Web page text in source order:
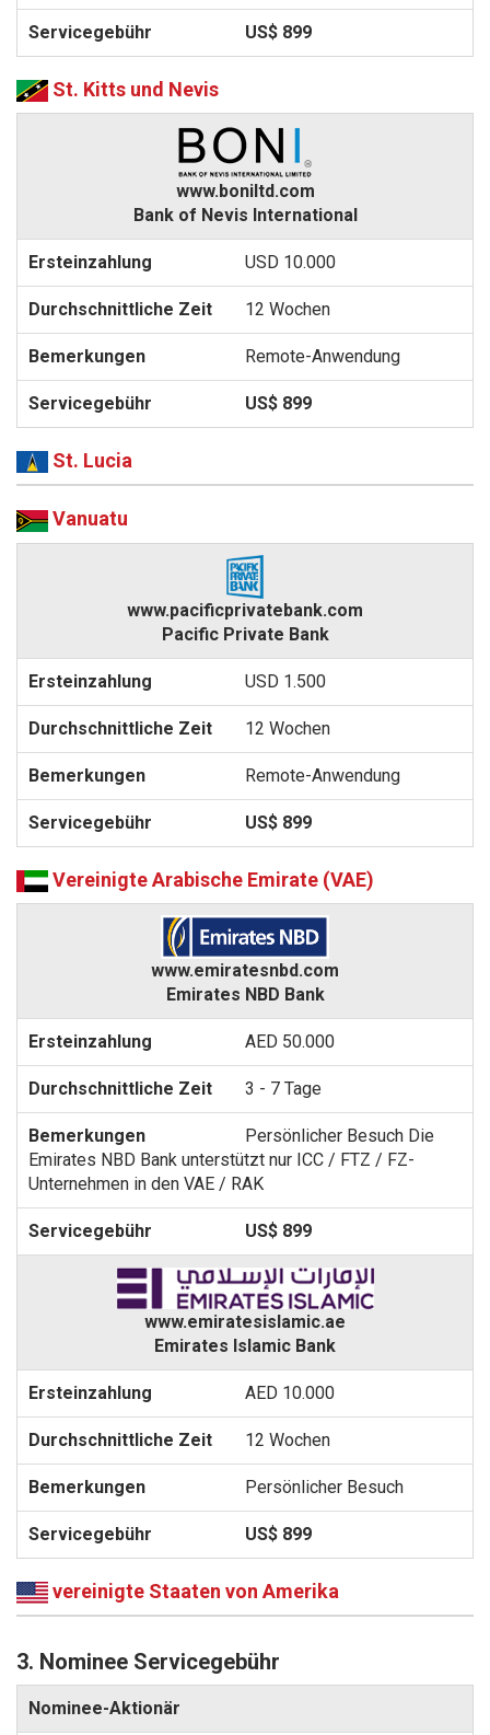
US$ 899
St. Kitts und Nevis
www.boniltd.com
Bank of Nevis International
USD 10.000
12 Wochen
Remote-Anwendung
US$ 899
St. Lucia
Vanuatu
www.pacificprivatebank.com
Pacific Private Bank
USD 1.500
12 Wochen
Remote-Anwendung
US$ 899
Vereinigte Arabische Emirate (VAE)
www.emiratesnbd.com
Emirates NBD Bank
AED 50.000
3 - 7 Tage
Persönlicher Besuch Die
Emirates NBD Bank unterstützt nur ICC / FTZ / FZ-
Unternehmen in den VAE / RAK
US$ 899
www.emiratesislamic.ae
Emirates Islamic Bank
AED 10.000
12 Wochen
Persönlicher Besuch
US$ 899
vereinigte Staaten von Amerika
3. Nominee Servicegebühr
Nominee-Aktionär